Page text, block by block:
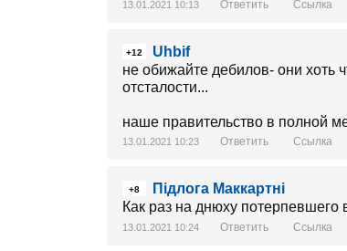
13.01.2021 10:13 Ответить Ссылка
+12
Uhbif
не обижайте дебилов- они хоть
отсталости...
наше правительство в полной
13.01.2021 10:23 Ответить Ссылка
+8
Підлога Маккартні
Как раз на днюху потерпевшего
13.01.2021 10:24 Ответить Ссылка